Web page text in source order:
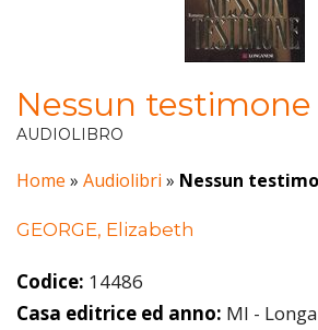
Nessun testimone
AUDIOLIBRO
Home » Audiolibri » Nessun
GEORGE, Elizabeth
Codice: 14486
Casa editrice ed anno: MI -